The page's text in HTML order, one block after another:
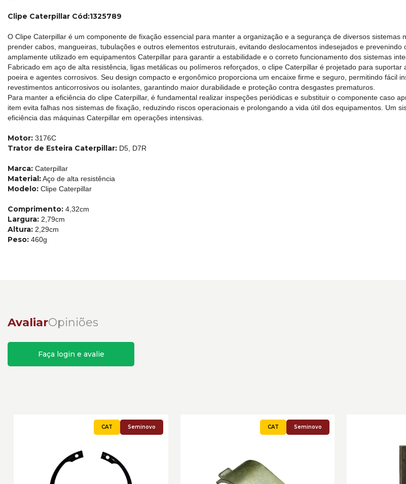
Clipe Caterpillar Cód:1325789
O Clipe Caterpillar é um componente de fixação essencial para manter a organização e a segurança de diversos
prender cabos, mangueiras, tubulações e outros elementos estruturais, evitando deslocamentos indesejados e
amplamente utilizado em equipamentos Caterpillar para garantir a estabilidade e o correto funcionamento dos sistemas
Fabricado em aço de alta resistência, ligas metálicas ou polímeros reforçados, o clipe Caterpillar é projetado para
poeira e agentes corrosivos. Seu design compacto e ergonômico proporciona um encaixe firme e seguro, permitindo fácil
revestimentos anticorrosivos ou isolantes, garantindo maior durabilidade e proteção contra desgastes prematuros.
Para manter a eficiência do clipe Caterpillar, é fundamental realizar inspeções periódicas e substituir o componente caso
item evita falhas nos sistemas de fixação, reduzindo riscos operacionais e prolongando a vida útil dos equipamentos. Um
eficiência das máquinas Caterpillar em operações intensivas.
Motor: 3176C
Trator de Esteira Caterpillar: D5, D7R
Marca: Caterpillar
Material:Aço de alta resistência
Modelo: Clipe Caterpillar
Comprimento: 4,32cm
Largura: 2,79cm
Altura: 2,29cm
Peso: 460g
AvaliarOpiniões
Faça login e avalie
Seminovo Seminovo